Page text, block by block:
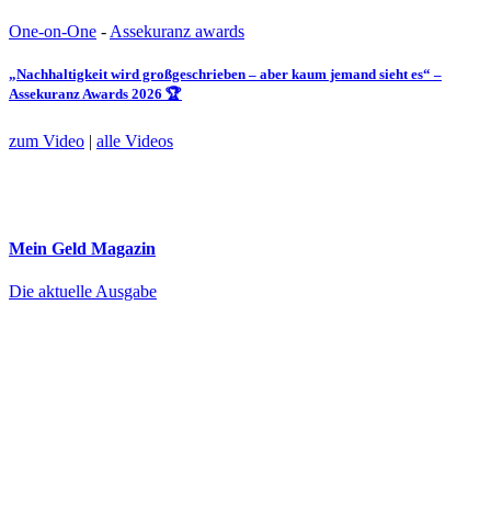
One-on-One - Assekuranz awards
„Nachhaltigkeit wird großgeschrieben – aber kaum jemand sieht es“ –
Assekuranz Awards 2026 🏆
zum Video | alle Videos
Mein Geld Magazin
Die aktuelle Ausgabe